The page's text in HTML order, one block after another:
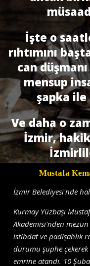
İşte o
rıhtımını
can
mensup
şapka
Ve daha o
İzmir,
Mustafa
İzmir Belediyesi'nde
Kurmay Yüzbaşı
Akademisi'nden
istibdat ve padişahlık
durumu şüphe
emrine atandı. 10